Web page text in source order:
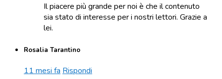
Il piacere più grande per noi è che il contenuto
sia stato di interesse per i nostri lettori. Grazie a
lei.
Rosalia Tarantino
11 mesi fa Rispondi